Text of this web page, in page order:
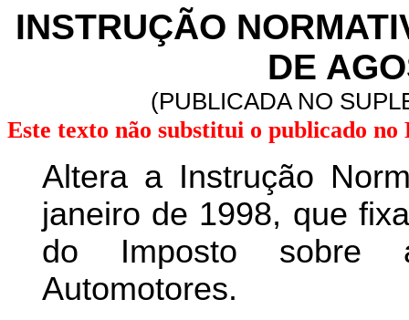
INSTRUÇÃO
DE
(PUBLICADA NO
Este texto não substitui o publicado no
Altera a Instrução
janeiro de 1998, que
do Imposto sobre
Automotores.